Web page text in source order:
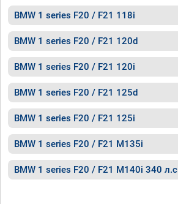
BMW 1 series F20 / F21 118i
BMW 1 series F20 / F21 120d
BMW 1 series F20 / F21 120i
BMW 1 series F20 / F21 125d
BMW 1 series F20 / F21 125i
BMW 1 series F20 / F21 M135i
BMW 1 series F20 / F21 M140i 340 л.с